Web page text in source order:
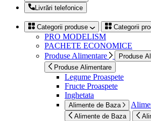
Livrări telefonice
Categorii produse Categorii
PRO MODELISM
PACHETE ECONOMICE
Produse Alimentare
Produse
Produse Alimentare
Legume Proaspete
Fructe Proaspete
Inghetata
Alimente de Baza
Alimente de Baza